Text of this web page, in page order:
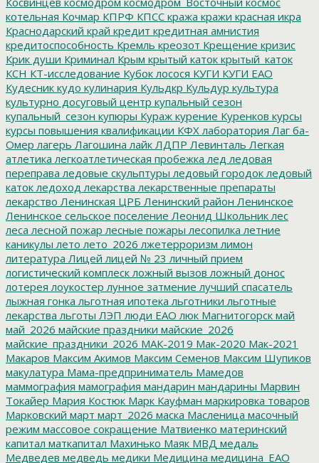
котельная Кочмар КПРФ КПСС кража кражи красная икра
Краснодарский край кредит кредитная амнистия
кредитоспособность Кремль креозот Крещение кризис
Крик души Криминал Крым крытый каток крытый_каток
КСН КТ-исследование Кубок лосося КУГИ КУГИ ЕАО
Кудесник кудо кулинария Кульдкр Кульдур культура
культурно досуговый центр купальный сезон
купальный_сезон купюры Кураж курение Куренков курсы
курсы повышения квалификации КФХ лаборатория Лаг ба-
Омер лагерь Лагошина лайк ЛДПР Левинталь Легкая
атлетика легкоатлетическая пробежка лед ледовая
переправа ледовые скульптуры ледовый городок ледовый
каток ледоход лекарства лекарственные препараты
лекарство Ленинская ЦРБ Ленинский район Ленинское
Ленинское сельское поселение Леонид Школьник лес
леса лесной пожар лесные пожары лесопилка летние
каникулы лето лето_2026 лжетерроризм лимон
литература Лицей лицей № 23 личный прием
логистический комплеск ложный вызов ложный донос
лотерея лоукостер лунное затмение лучший спасатель
лыжная гонка льготная ипотека льготники льготные
лекарства льготы ЛЭП люди ЕАО люк Магнитогорск май
май_2026 майские праздники майские_2026
майские_праздники_2026 МАК-2019 Мак-2020 Мак-2021
Макаров Максим Акимов Максим Семенов Максим Шупиков
макулатура Мама-предприниматель Мамедов
маммография мамография мандарин мандарины Марвин
Токайер Мария Костюк Марк Кауфман маркировка товаров
Марковский март март_2026 маска Масленица масочный
режим массовое сокращение Матвиенко материнский
капитал маткапитал Махинько Маяк МВД медаль
Медведев медведь медики Медицина медицина_ЕАО